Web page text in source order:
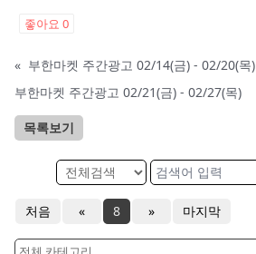
좋아요 0
« 부한마켓 주간광고 02/14(금) - 02/20(목)
부한마켓 주간광고 02/21(금) - 02/27(목)
목록보기
처음 « 8 » 마지막